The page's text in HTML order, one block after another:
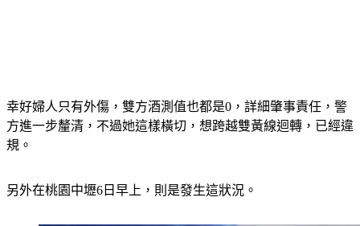
幸好婦人只有外傷，雙方酒測值也都是0，詳細肇事責任，警
方進一步釐清，不過她這樣橫切，想跨越雙黃線迴轉，已經違
規。
另外在桃園中壢6日早上，則是發生這狀況。